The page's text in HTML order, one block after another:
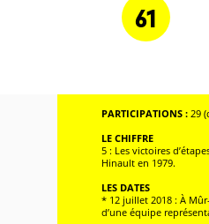
61
PARTICIPATIONS : 29
LE CHIFFRE
5 : Les victoires
Hinault en 1979.
LES DATES
* 12 juillet 2018 : À
d’une équipe